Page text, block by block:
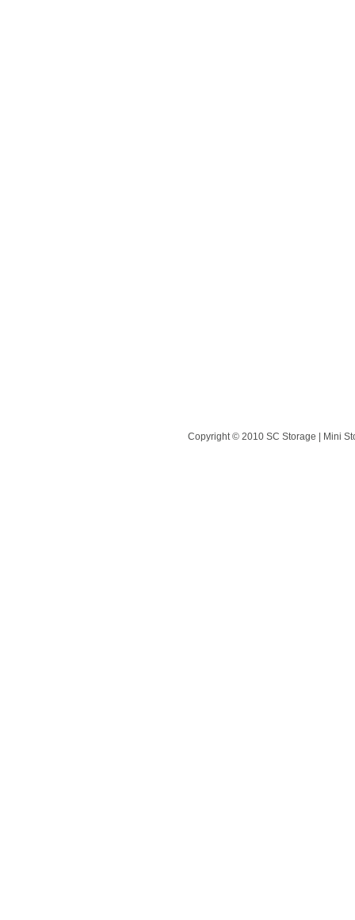
Copyright © 2010 SC Storage | Mini